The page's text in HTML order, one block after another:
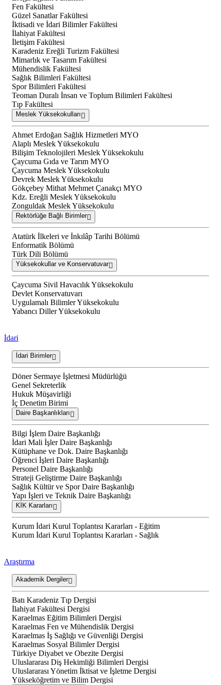
Fen Fakültesi
Güzel Sanatlar Fakültesi
İktisadi ve İdari Bilimler Fakültesi
İlahiyat Fakültesi
İletişim Fakültesi
Karadeniz Ereğli Turizm Fakültesi
Mimarlık ve Tasarım Fakültesi
Mühendislik Fakültesi
Sağlık Bilimleri Fakültesi
Spor Bilimleri Fakültesi
Teoman Duralı İnsan ve Toplum Bilimleri Fakültesi
Tıp Fakültesi
Meslek Yüksekokulları
Ahmet Erdoğan Sağlık Hizmetleri MYO
Alaplı Meslek Yüksekokulu
Bilişim Teknolojileri Meslek Yüksekokulu
Çaycuma Gıda ve Tarım MYO
Çaycuma Meslek Yüksekokulu
Devrek Meslek Yüksekokulu
Gökçebey Mithat Mehmet Çanakçı MYO
Kdz. Ereğli Meslek Yüksekokulu
Zonguldak Meslek Yüksekokulu
Rektörlüğe Bağlı Birimler
Atatürk İlkeleri ve İnkılâp Tarihi Bölümü
Enformatik Bölümü
Türk Dili Bölümü
Yüksekokullar ve Konservatuvar
Çaycuma Sivil Havacılık Yüksekokulu
Devlet Konservatuvarı
Uygulamalı Bilimler Yüksekokulu
Yabancı Diller Yüksekokulu
İdari
İdari Birimler
Döner Sermaye İşletmesi Müdürlüğü
Genel Sekreterlik
Hukuk Müşavirliği
İç Denetim Birimi
Daire Başkanlıkları
Bilgi İşlem Daire Başkanlığı
İdari Mali İşler Daire Başkanlığı
Kütüphane ve Dok. Daire Başkanlığı
Öğrenci İşleri Daire Başkanlığı
Personel Daire Başkanlığı
Strateji Geliştirme Daire Başkanlığı
Sağlık Kültür ve Spor Daire Başkanlığı
Yapı İşleri ve Teknik Daire Başkanlığı
KİK Kararları
Kurum İdari Kurul Toplantısı Kararları - Eğitim
Kurum İdari Kurul Toplantısı Kararları - Sağlık
Araştırma
Akademik Dergiler
Batı Karadeniz Tıp Dergisi
İlahiyat Fakültesi Dergisi
Karaelmas Eğitim Bilimleri Dergisi
Karaelmas Fen ve Mühendislik Dergisi
Karaelmas İş Sağlığı ve Güvenliği Dergisi
Karaelmas Sosyal Bilimler Dergisi
Türkiye Diyabet ve Obezite Dergisi
Uluslararası Diş Hekimliği Bilimleri Dergisi
Uluslararası Yönetim İktisat ve İşletme Dergisi
Yükseköğretim ve Bilim Dergisi